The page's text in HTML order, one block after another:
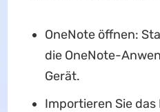
OneNote öffnen:
die OneNote-
Gerät.
Importieren Sie das